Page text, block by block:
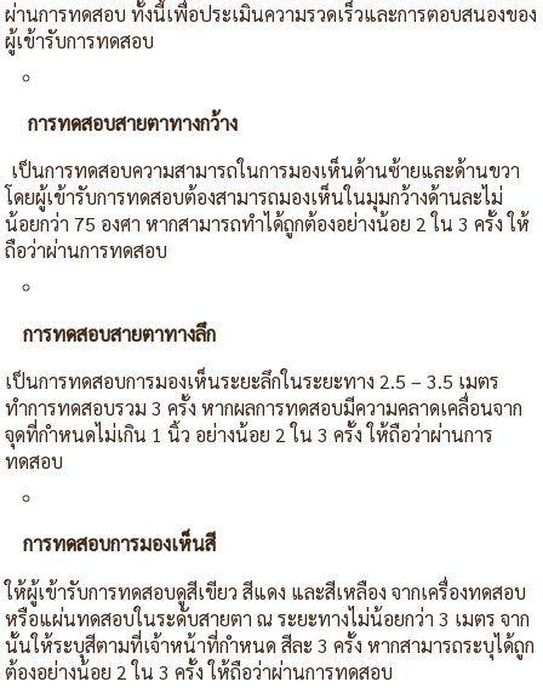
ผ่านการทดสอบ ทั้งนี้เพื่อประเมินความรวดเร็วและการตอบสนองของ
ผู้เข้ารับการทดสอบ
การทดสอบสายตาทางกว้าง
เป็นการทดสอบความสามารถในการมองเห็นด้านซ้ายและด้านขวา
โดยผู้เข้ารับการทดสอบต้องสามารถมองเห็นในมุมกว้างด้านละไม่
น้อยกว่า 75 องศา หากสามารถทำได้ถูกต้องอย่างน้อย 2 ใน 3 ครั้ง ให้
ถือว่าผ่านการทดสอบ
การทดสอบสายตาทางลึก
เป็นการทดสอบการมองเห็นระยะลึกในระยะทาง 2.5 – 3.5 เมตร
ทำการทดสอบรวม 3 ครั้ง หากผลการทดสอบมีความคลาดเคลื่อนจาก
จุดที่กำหนดไม่เกิน 1 นิ้ว อย่างน้อย 2 ใน 3 ครั้ง ให้ถือว่าผ่านการ
ทดสอบ
การทดสอบการมองเห็นสี
ให้ผู้เข้ารับการทดสอบดูสีเขียว สีแดง และสีเหลือง จากเครื่องทดสอบ
หรือแผ่นทดสอบในระดับสายตา ณ ระยะทางไม่น้อยกว่า 3 เมตร จาก
นั้นให้ระบุสีตามที่เจ้าหน้าที่กำหนด สีละ 3 ครั้ง หากสามารถระบุได้ถูก
ต้องอย่างน้อย 2 ใน 3 ครั้ง ให้ถือว่าผ่านการทดสอบ